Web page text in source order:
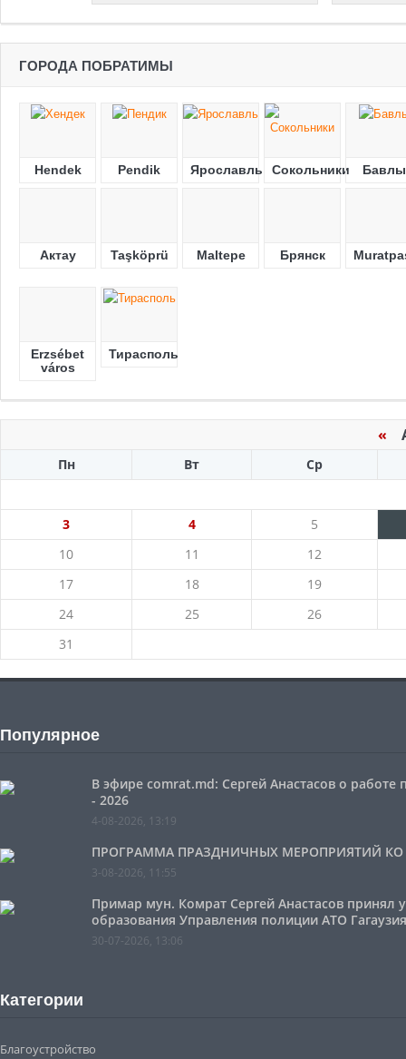
ГОРОДА ПОБРАТИМЫ
Hendek Pendik Ярославль Сокольники Бавлы
Актау Taşköprü Maltepe Брянск
Erzsébet
város
Тирасполь
«
Пн Вт Ср
3 4
5
10
11
12
17
18
19
24
25
26
31
Популярное
В эфире comrat.md: Сергей Анастасов о
- 2026
4-08-2026, 13:19
ПРОГРАММА ПРАЗДНИЧНЫХ МЕРОПРИЯТИЙ КО
3-08-2026, 11:55
Примар мун. Комрат Сергей Анастасов
образования Управления полиции АТО
30-07-2026, 13:06
Категории
Благоустройство